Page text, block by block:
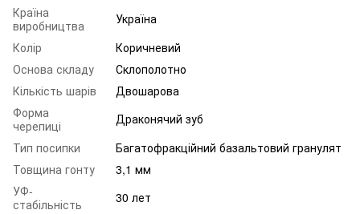
Країна
виробництва
Україна
Колір
Коричневий
Основа складу
Склополотно
Кількість шарів
Двошарова
Форма
черепиці
Драконячий зуб
Тип посипки
Багатофракційний базальтовий гранулят
Товщина гонту
3,1 мм
УФ-
стабільність
30 лет